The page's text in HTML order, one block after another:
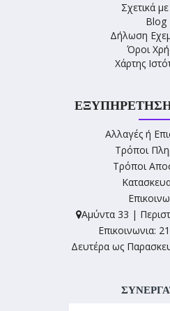
Σχετικά
Blog
Δήλωση
Όροι
Χάρτης
Αλλαγές ή
Τρόποι
Τρόποι
Αμύντα 33 |
Επικοινωνια:
Δευτέρα ως